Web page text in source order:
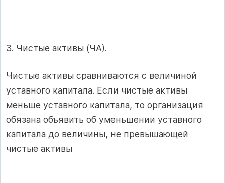
3. Чистые активы (ЧА).
Чистые активы сравниваются с величиной
уставного капитала. Если чистые активы
меньше уставного капитала, то организация
обязана объявить об уменьшении уставного
капитала до величины, не превышающей
чистые активы